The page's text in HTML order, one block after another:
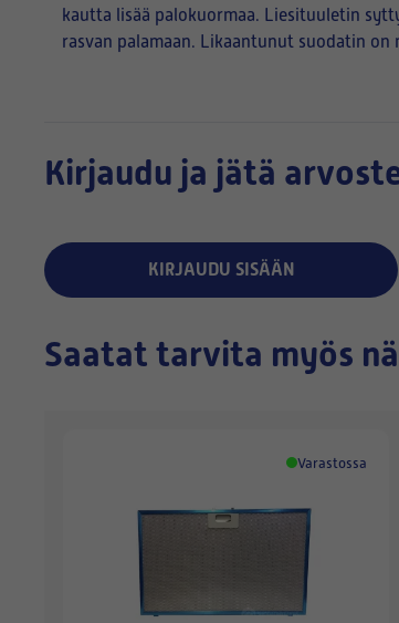
kautta lisää palokuormaa. Liesituuletin
rasvan palamaan. Likaantunut suodatin
Kirjaudu ja jätä
KIRJAUDU SISÄÄN
Saatat tarvita myös
Varastossa